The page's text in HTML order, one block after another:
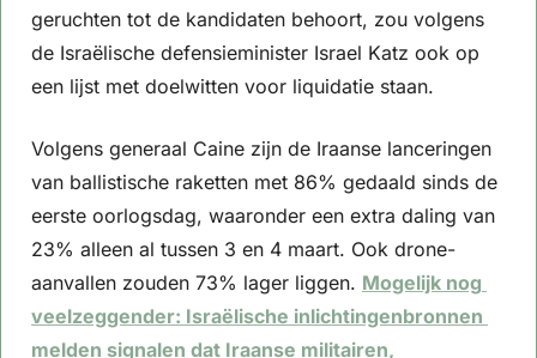
geruchten tot de kandidaten behoort, zou volgens
de Israëlische defensieminister Israel Katz ook op
een lijst met doelwitten voor liquidatie staan.
Volgens generaal Caine zijn de Iraanse lanceringen
van ballistische raketten met 86% gedaald sinds de
eerste oorlogsdag, waaronder een extra daling van
23% alleen al tussen 3 en 4 maart. Ook drone-
aanvallen zouden 73% lager liggen. Mogelijk nog
veelzeggender: Israëlische inlichtingenbronnen
melden signalen dat Iraanse militairen,